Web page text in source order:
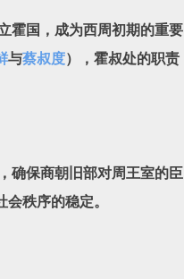
国，成为西周初期的重要
与蔡叔度），霍叔处的职责
保商朝旧部对周王室的臣
秩序的稳定。